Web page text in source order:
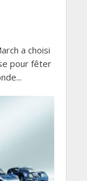
a choisi
pour fêter